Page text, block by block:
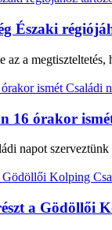
Északi
a
16 órakor
napot
a Gödöllői